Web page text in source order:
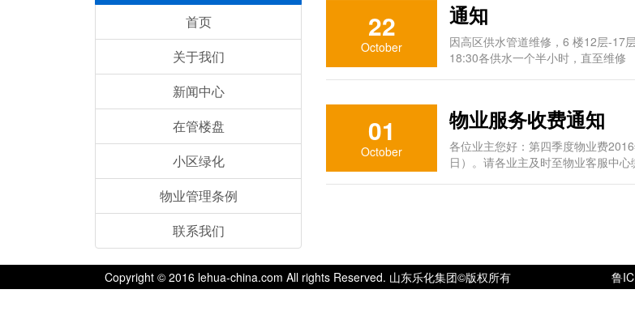
22
October
通知
因高区供水管道维修，6 楼12层-17
18:30各供水一个半小时，直至维修
01
October
物业服务收费通知
各位业主您好：第四季度物业费
日）。请各业主及时至物业客服中
首页
关于我们
新闻中心
在管楼盘
小区绿化
物业管理条例
联系我们
Copyright © 2016 lehua-china.com All rights Reserved. 山东乐化集团©版权所有 鲁